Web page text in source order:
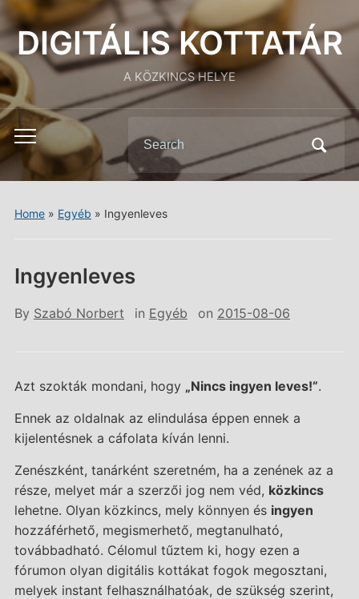
DIGITÁLIS KOTTATÁR
A KÖZKINCS HELYE
Toggle
mobile
menu
for:
Home» Egyéb » Ingyenleves
Ingyenleves
By Szabó Norbert in Egyéb on 2015-08-06
Azt szokták mondani, hogy „Nincs ingyen leves!”.
Ennek az oldalnak az elindulása éppen ennek a
kijelentésnek a cáfolata kíván lenni.
Zenészként, tanárként szeretném, ha a zenének az a
része, melyet már a szerzői jog nem véd, közkincs
lehetne. Olyan közkincs, mely könnyen és ingyen
hozzáférhető, megismerhető, megtanulható,
továbbadható. Célomul tűztem ki, hogy ezen a
fórumon olyan digitális kottákat fogok megosztani,
melyek instant felhasználhatóak, de szükség szerint,